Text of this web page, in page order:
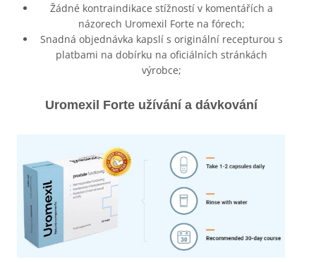
Žádné kontraindikace stížností v komentářích a
názorech Uromexil Forte na fórech;
Snadná objednávka kapslí s originální recepturou s
platbami na dobírku na oficiálních stránkách
výrobce;
Uromexil Forte užívání a dávkování